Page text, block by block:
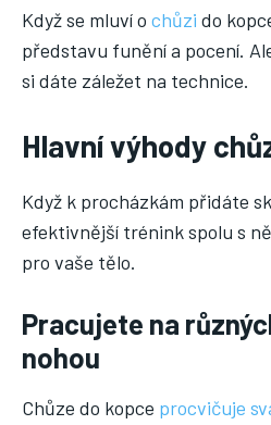
ONEMOCNĚNÍ
STRAVA
HUBNUTÍ
Když se mluví o chůzi do
představu funění a pocení.
si dáte záležet na technice.
Hlavní výhody
Když k procházkám přidáte
efektivnější trénink spolu s
pro vaše tělo.
Pracujete na
nohou
Chůze do kopce procvičuje